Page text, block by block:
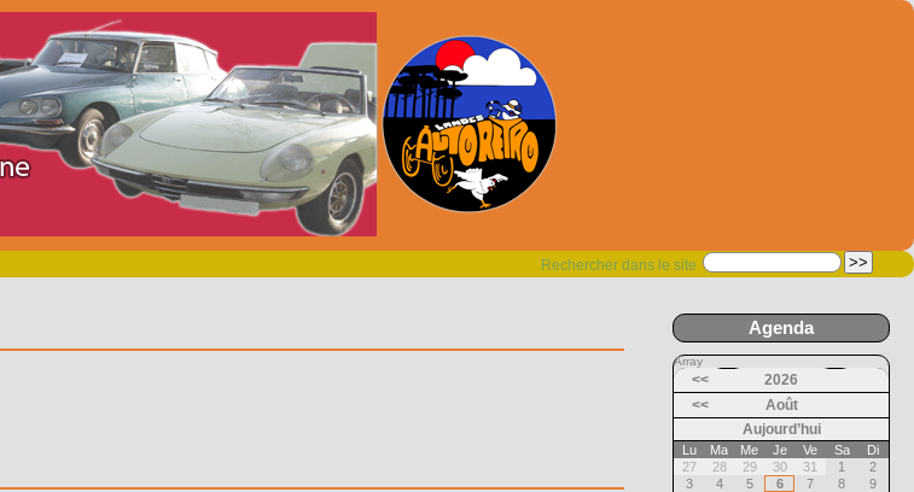
Rechercher dans le site
Agenda
Array
<<
2026
<<
Août
Aujourd’hui
Lu Ma Me Je Ve Sa
Di
27
28 29 30 31 1
2
3
4 5 6 7 8
9